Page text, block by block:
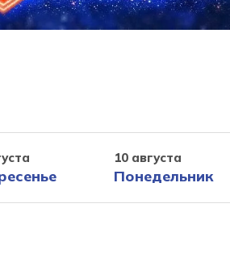
10 августа
Понедельник